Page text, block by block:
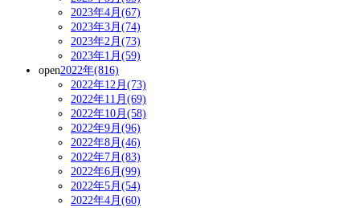
2023年4月(67)
2023年3月(74)
2023年2月(73)
2023年1月(59)
open2022年(816)
2022年12月(73)
2022年11月(69)
2022年10月(58)
2022年9月(96)
2022年8月(46)
2022年7月(83)
2022年6月(99)
2022年5月(54)
2022年4月(60)